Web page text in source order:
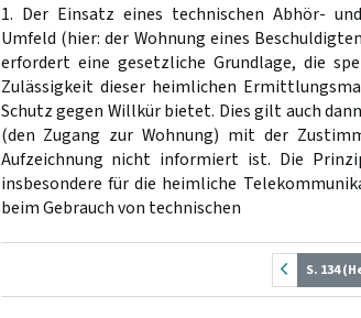
1. Der Einsatz eines technischen Abhör-
Umfeld (hier: der Wohnung eines
erfordert eine gesetzliche Grundlage, die
Zulässigkeit dieser heimlichen
Schutz gegen Willkür bietet. Dies gilt auch
(den Zugang zur Wohnung) mit der
Aufzeichnung nicht informiert ist. Die
insbesondere für die heimliche
beim Gebrauch von technischen
S. 134